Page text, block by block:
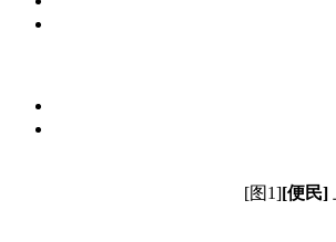
[图1][便民]